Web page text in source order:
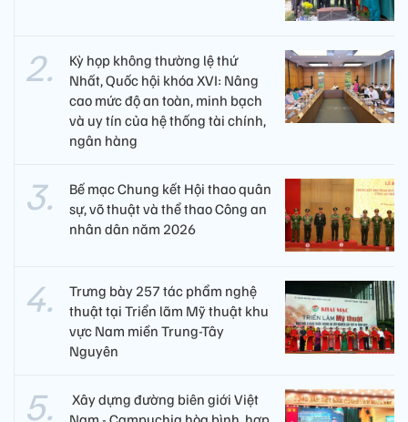
Kỳ họp không thường lệ thứ
Nhất, Quốc hội khóa XVI: Nâng
cao mức độ an toàn, minh bạch
và uy tín của hệ thống tài chính,
ngân hàng
Bế mạc Chung kết Hội thao quân
sự, võ thuật và thể thao Công an
nhân dân năm 2026
Trưng bày 257 tác phẩm nghệ
thuật tại Triển lãm Mỹ thuật khu
vực Nam miền Trung-Tây
Nguyên
​ Xây dựng đường biên giới Việt